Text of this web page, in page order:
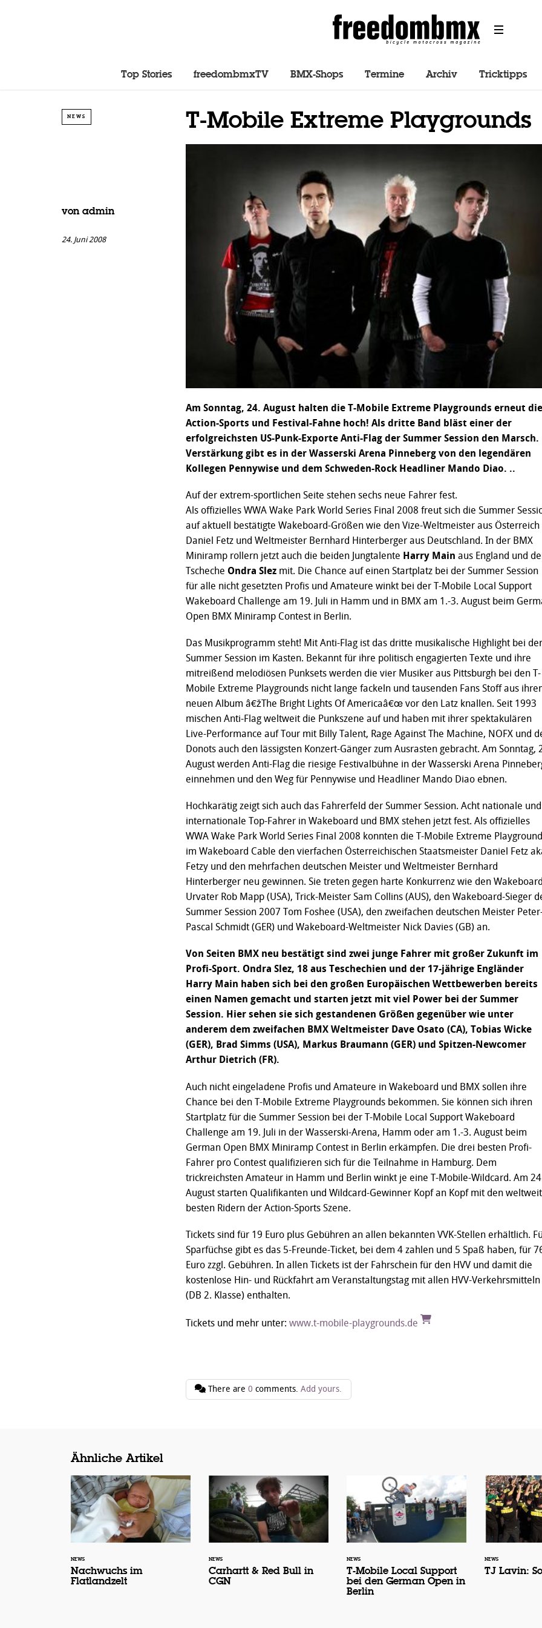
Top Stories freedombmxTV BMX-Shops Termine Archiv Tricktipps
NEWS T-Mobile Extreme Playgrounds
von admin
24. Juni 2008
Am Sonntag, 24. August halten die T-Mobile Extreme Playgrounds erneut die
Action-Sports und Festival-Fahne hoch! Als dritte Band bläst einer der
erfolgreichsten US-Punk-Exporte Anti-Flag der Summer Session den Marsch.
Verstärkung gibt es in der Wasserski Arena Pinneberg von den legendären
Kollegen Pennywise und dem Schweden-Rock Headliner Mando Diao. ..
Auf der extrem-sportlichen Seite stehen sechs neue Fahrer fest.
Als offizielles WWA Wake Park World Series Final 2008 freut sich die Summer
auf aktuell bestätigte Wakeboard-Größen wie den Vize-Weltmeister aus Österreich
Daniel Fetz und Weltmeister Bernhard Hinterberger aus Deutschland. In der BMX
Miniramp rollern jetzt auch die beiden Jungtalente Harry Main aus England und
Tscheche Ondra Slez mit. Die Chance auf einen Startplatz bei der Summer Session
für alle nicht gesetzten Profis und Amateure winkt bei der T-Mobile Local Support
Wakeboard Challenge am 19. Juli in Hamm und in BMX am 1.-3. August beim
Open BMX Miniramp Contest in Berlin.
Das Musikprogramm steht! Mit Anti-Flag ist das dritte musikalische Highlight bei der
Summer Session im Kasten. Bekannt für ihre politisch engagierten Texte und ihre
mitreißend melodiösen Punksets werden die vier Musiker aus Pittsburgh bei den T-
Mobile Extreme Playgrounds nicht lange fackeln und tausenden Fans Stoff aus
neuen Album â€žThe Bright Lights Of Americaâ€œ vor den Latz knallen. Seit 1993
mischen Anti-Flag weltweit die Punkszene auf und haben mit ihrer spektakulären
Live-Performance auf Tour mit Billy Talent, Rage Against The Machine, NOFX und
Donots auch den lässigsten Konzert-Gänger zum Ausrasten gebracht. Am Sonntag,
August werden Anti-Flag die riesige Festivalbühne in der Wasserski Arena
einnehmen und den Weg für Pennywise und Headliner Mando Diao ebnen.
Hochkarätig zeigt sich auch das Fahrerfeld der Summer Session. Acht nationale und
internationale Top-Fahrer in Wakeboard und BMX stehen jetzt fest. Als offizielles
WWA Wake Park World Series Final 2008 konnten die T-Mobile Extreme
im Wakeboard Cable den vierfachen Österreichischen Staatsmeister Daniel Fetz
Fetzy und den mehrfachen deutschen Meister und Weltmeister Bernhard
Hinterberger neu gewinnen. Sie treten gegen harte Konkurrenz wie den
Urvater Rob Mapp (USA), Trick-Meister Sam Collins (AUS), den Wakeboard-Sieger
Summer Session 2007 Tom Foshee (USA), den zweifachen deutschen Meister
Pascal Schmidt (GER) und Wakeboard-Weltmeister Nick Davies (GB) an.
Von Seiten BMX neu bestätigt sind zwei junge Fahrer mit großer Zukunft im
Profi-Sport. Ondra Slez, 18 aus Teschechien und der 17-jährige Engländer
Harry Main haben sich bei den großen Europäischen Wettbewerben bereits
einen Namen gemacht und starten jetzt mit viel Power bei der Summer
Session. Hier sehen sie sich gestandenen Größen gegenüber wie unter
anderem dem zweifachen BMX Weltmeister Dave Osato (CA), Tobias Wicke
(GER), Brad Simms (USA), Markus Braumann (GER) und Spitzen-Newcomer
Arthur Dietrich (FR).
Auch nicht eingeladene Profis und Amateure in Wakeboard und BMX sollen ihre
Chance bei den T-Mobile Extreme Playgrounds bekommen. Sie können sich ihren
Startplatz für die Summer Session bei der T-Mobile Local Support Wakeboard
Challenge am 19. Juli in der Wasserski-Arena, Hamm oder am 1.-3. August beim
German Open BMX Miniramp Contest in Berlin erkämpfen. Die drei besten Profi-
Fahrer pro Contest qualifizieren sich für die Teilnahme in Hamburg. Dem
trickreichsten Amateur in Hamm und Berlin winkt je eine T-Mobile-Wildcard. Am
August starten Qualifikanten und Wildcard-Gewinner Kopf an Kopf mit den weltweit
besten Ridern der Action-Sports Szene.
Tickets sind für 19 Euro plus Gebühren an allen bekannten VVK-Stellen erhältlich.
Sparfüchse gibt es das 5-Freunde-Ticket, bei dem 4 zahlen und 5 Spaß haben, für
Euro zzgl. Gebühren. In allen Tickets ist der Fahrschein für den HVV und damit die
kostenlose Hin- und Rückfahrt am Veranstaltungstag mit allen HVV-Verkehrsmitteln
(DB 2. Klasse) enthalten.
Tickets und mehr unter: www.t-mobile-playgrounds.de
There are0 comments.Add yours.
Ähnliche Artikel
NEWS
Nachwuchs im
Flatlandzelt
NEWS
Carhartt & Red Bull in
CGN
NEWS
T-Mobile Local Support
bei den German Open in
Berlin
NEWS
TJ Lavin: